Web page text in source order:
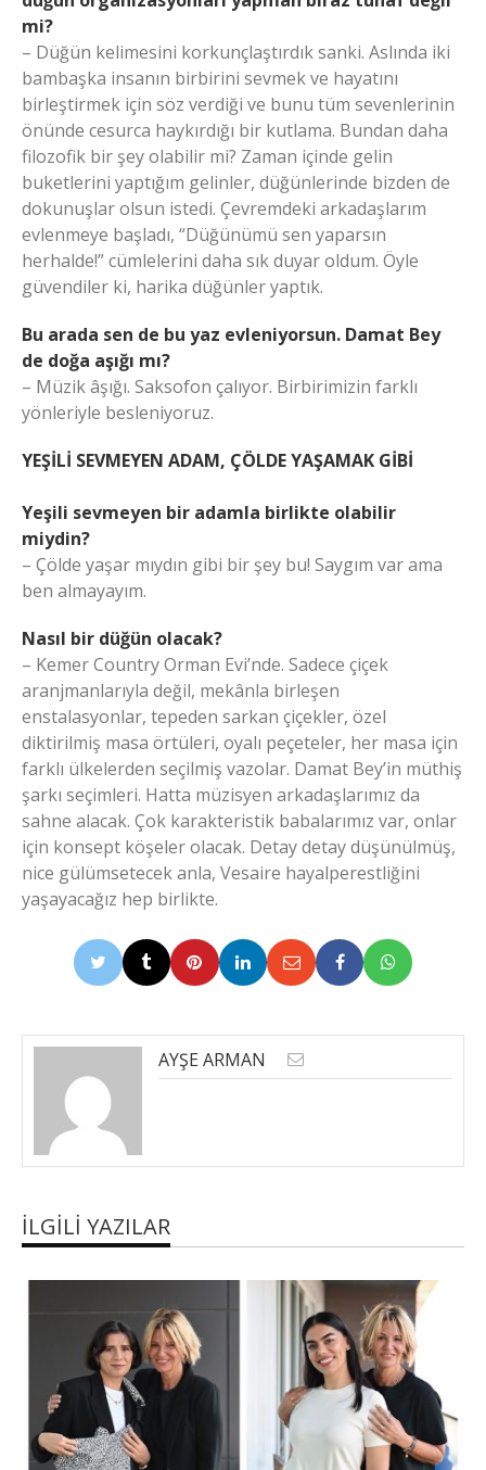
mi?
– Düğün kelimesini korkunçlaştırdık sanki. Aslında iki
bambaşka insanın birbirini sevmek ve hayatını
birleştirmek için söz verdiği ve bunu tüm sevenlerinin
önünde cesurca haykırdığı bir kutlama. Bundan daha
filozofik bir şey olabilir mi? Zaman içinde gelin
buketlerini yaptığım gelinler, düğünlerinde bizden de
dokunuşlar olsun istedi. Çevremdeki arkadaşlarım
evlenmeye başladı, “Düğünümü sen yaparsın
herhalde!” cümlelerini daha sık duyar oldum. Öyle
güvendiler ki, harika düğünler yaptık.
Bu arada sen de bu yaz evleniyorsun. Damat Bey
de doğa aşığı mı?
– Müzik âşığı. Saksofon çalıyor. Birbirimizin farklı
yönleriyle besleniyoruz.
YEŞİLİ SEVMEYEN ADAM, ÇÖLDE YAŞAMAK GİBİ
Yeşili sevmeyen bir adamla birlikte olabilir
miydin?
– Çölde yaşar mıydın gibi bir şey bu! Saygım var ama
ben almayayım.
Nasıl bir düğün olacak?
– Kemer Country Orman Evi’nde. Sadece çiçek
aranjmanlarıyla değil, mekânla birleşen
enstalasyonlar, tepeden sarkan çiçekler, özel
diktirilmiş masa örtüleri, oyalı peçeteler, her masa için
farklı ülkelerden seçilmiş vazolar. Damat Bey’in müthiş
şarkı seçimleri. Hatta müzisyen arkadaşlarımız da
sahne alacak. Çok karakteristik babalarımız var, onlar
için konsept köşeler olacak. Detay detay düşünülmüş,
nice gülümsetecek anla, Vesaire hayalperestliğini
yaşayacağız hep birlikte.
AYŞE ARMAN
İLGILI YAZILAR